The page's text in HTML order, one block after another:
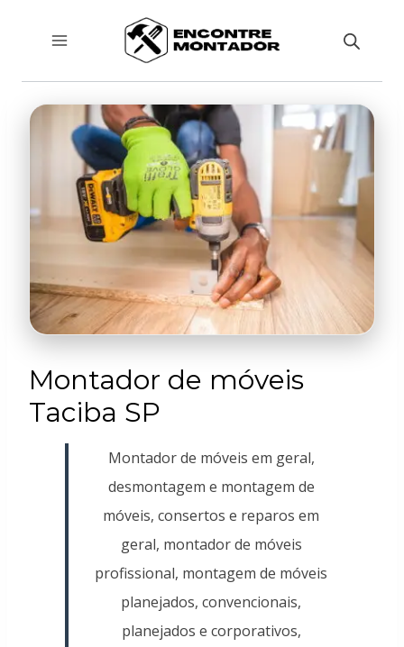
Conteúdo
Montador de móveis
Taciba SP
Montador de móveis em geral,
desmontagem e montagem de
móveis, consertos e reparos em
geral, montador de móveis
profissional, montagem de móveis
planejados, convencionais,
planejados e corporativos,